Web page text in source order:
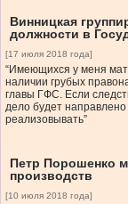
Винницкая
должности в
[17 июля 2018 года]
“Имеющихся у меня
наличии грубых
главы ГФС. Если
дело будет
реализовывать”
Петр Порошенко
производств
[10 июля 2018 года]